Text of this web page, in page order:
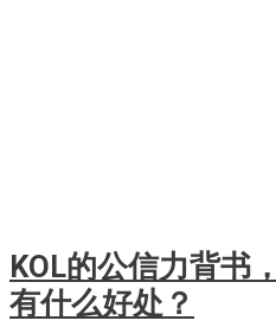
KOL的公信力背书
有什么好处？